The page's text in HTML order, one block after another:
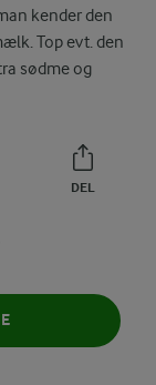
kender den
Top evt. den
sødme og
DEL